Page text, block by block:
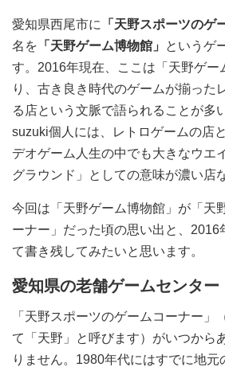
愛知県西尾市に 「天野スポーツのゲ
名を 「天野ゲーム博物館」
というゲ
す。2016年現在、ここは「天野ゲー
り、古き良き時代のゲームが揃った
る店という文脈で語られることが多
suzuki個人には、レトロゲームの店
デオゲーム人生の中でも大きなウエ
グラウンド」としての意味が濃い店
今回は「天野ゲーム博物館」が「天
ーナー」だった頃の思い出と、2016
て書き残してみたいと思います。
愛知県の老舗ゲームセンター
「天野スポーツのゲームコーナー」
て「天野」と呼びます）がいつから
りません。1980年代にはすでに地元